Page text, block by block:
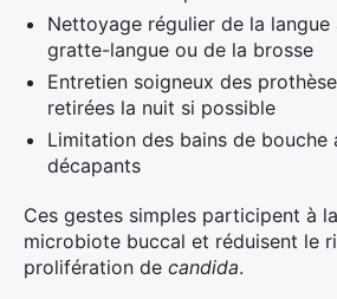
Nettoyage régulier de la langue
gratte-langue ou de la brosse
Entretien soigneux des
retirées la nuit si possible
Limitation des bains de bouche
décapants
Ces gestes simples participent à
microbiote buccal et réduisent le
prolifération de candida.